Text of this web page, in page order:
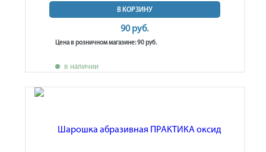
В КОРЗИНУ
90 руб.
Цена в розничном магазине: 90 руб.
в наличии